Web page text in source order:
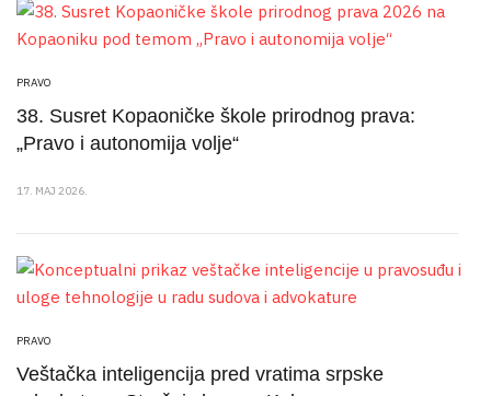
PRAVO
38. Susret Kopaoničke škole prirodnog prava:
„Pravo i autonomija volje“
17. MAJ 2026.
PRAVO
Veštačka inteligencija pred vratima srpske